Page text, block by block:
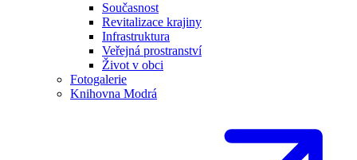
Současnost
Revitalizace krajiny
Infrastruktura
Veřejná prostranství
Život v obci
Fotogalerie
Knihovna Modrá